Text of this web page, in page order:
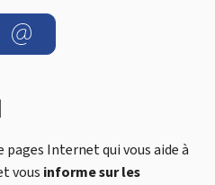
Internet qui vous aide à
vous informe sur les